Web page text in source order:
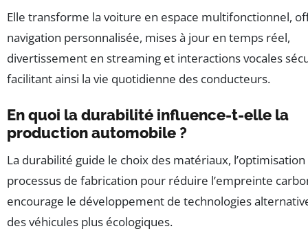
Elle transforme la voiture en espace multifonctionnel,
navigation personnalisée, mises à jour en temps réel,
divertissement en streaming et interactions vocales
facilitant ainsi la vie quotidienne des conducteurs.
En quoi la durabilité influence-t-elle la
production automobile ?
La durabilité guide le choix des matériaux, l’optimisation
processus de fabrication pour réduire l’empreinte
encourage le développement de technologies
des véhicules plus écologiques.